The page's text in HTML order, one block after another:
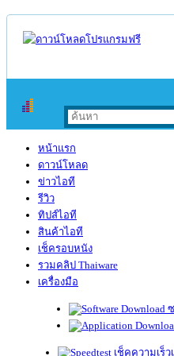
หน้าแรก
ดาวน์โหลด
ข่าวไอที
รีวิว
ทิปส์ไอที
สินค้าไอที
เช็ครอบหนัง
รวมคลิป Thaiware
เครื่องมือ
เช็คความเร็ว